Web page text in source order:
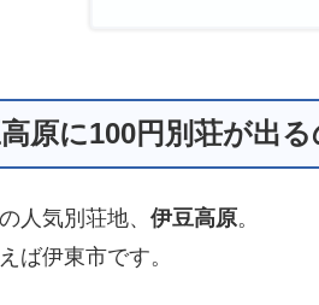
原に100円別荘が出る
人気別荘地、 伊豆高原。
ば伊東市です。